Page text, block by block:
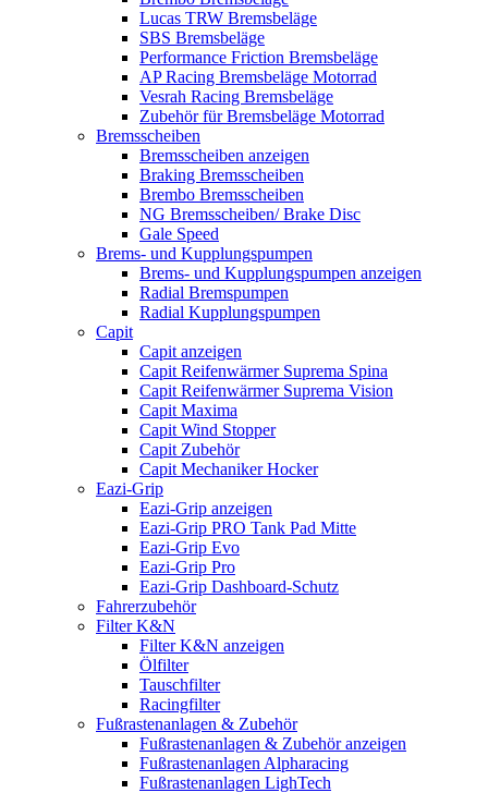
Lucas TRW Bremsbeläge
SBS Bremsbeläge
Performance Friction Bremsbeläge
AP Racing Bremsbeläge Motorrad
Vesrah Racing Bremsbeläge
Zubehör für Bremsbeläge Motorrad
Bremsscheiben
Bremsscheiben anzeigen
Braking Bremsscheiben
Brembo Bremsscheiben
NG Bremsscheiben/ Brake Disc
Gale Speed
Brems- und Kupplungspumpen
Brems- und Kupplungspumpen anzeigen
Radial Bremspumpen
Radial Kupplungspumpen
Capit
Capit anzeigen
Capit Reifenwärmer Suprema Spina
Capit Reifenwärmer Suprema Vision
Capit Maxima
Capit Wind Stopper
Capit Zubehör
Capit Mechaniker Hocker
Eazi-Grip
Eazi-Grip anzeigen
Eazi-Grip PRO Tank Pad Mitte
Eazi-Grip Evo
Eazi-Grip Pro
Eazi-Grip Dashboard-Schutz
Fahrerzubehör
Filter K&N
Filter K&N anzeigen
Ölfilter
Tauschfilter
Racingfilter
Fußrastenanlagen & Zubehör
Fußrastenanlagen & Zubehör anzeigen
Fußrastenanlagen Alpharacing
Fußrastenanlagen LighTech